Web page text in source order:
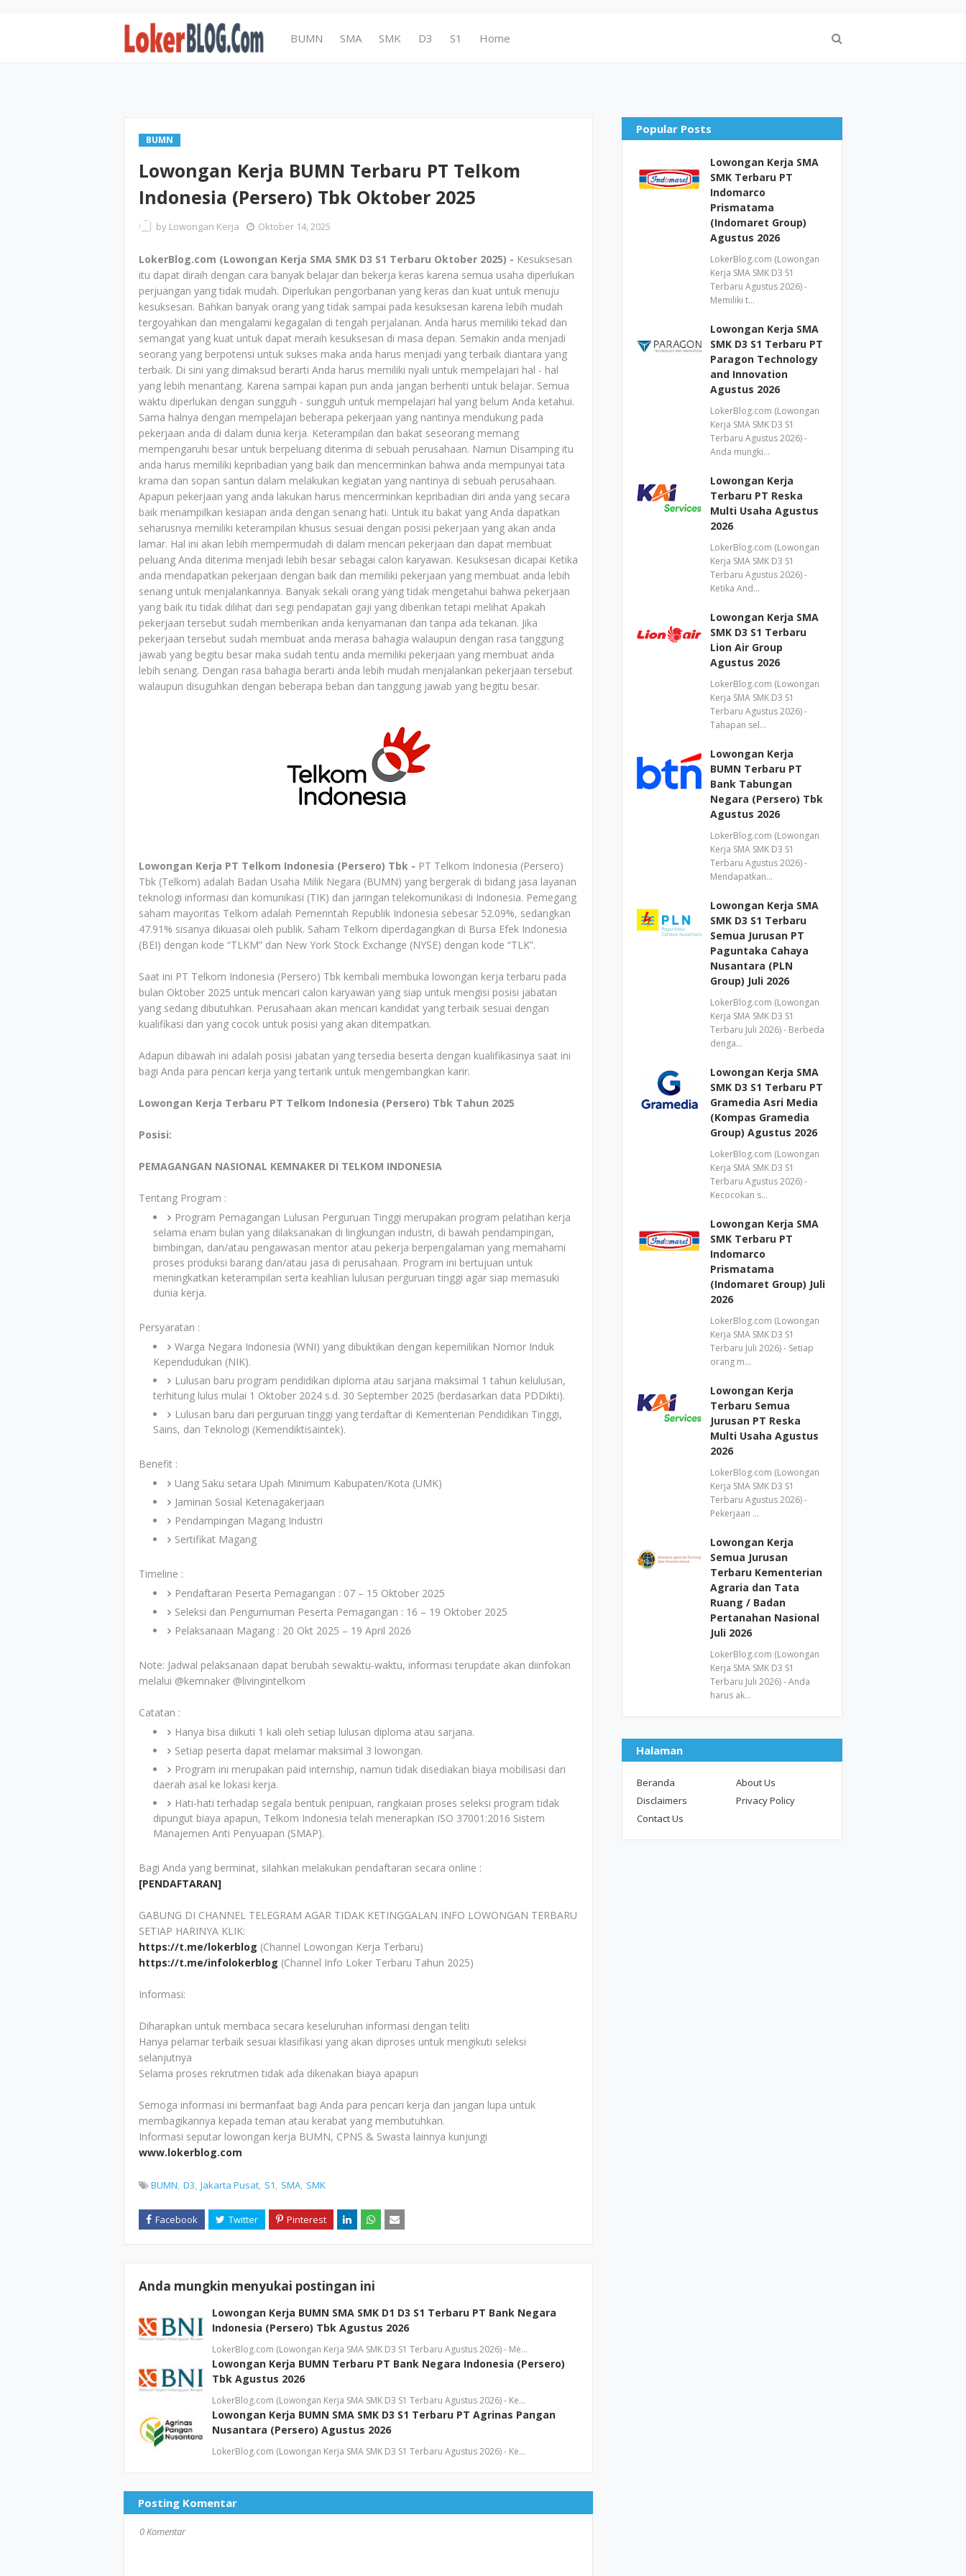
BUMN SMA SMK D3 S1 Home
BUMN
Lowongan Kerja BUMN Terbaru PT Telkom
Indonesia (Persero) Tbk Oktober 2025
by Lowongan Kerja Oktober 14, 2025
LokerBlog.com (Lowongan Kerja SMA SMK D3 S1 Terbaru Oktober 2025) - Kesuksesan
itu dapat diraih dengan cara banyak belajar dan bekerja keras karena semua usaha diperlukan
perjuangan yang tidak mudah. Diperlukan pengorbanan yang keras dan kuat untuk menuju
kesuksesan. Bahkan banyak orang yang tidak sampai pada kesuksesan karena lebih mudah
tergoyahkan dan mengalami kegagalan di tengah perjalanan. Anda harus memiliki tekad dan
semangat yang kuat untuk dapat meraih kesuksesan di masa depan. Semakin anda menjadi
seorang yang berpotensi untuk sukses maka anda harus menjadi yang terbaik diantara yang
terbaik. Di sini yang dimaksud berarti Anda harus memiliki nyali untuk mempelajari hal - hal
yang lebih menantang. Karena sampai kapan pun anda jangan berhenti untuk belajar. Semua
waktu diperlukan dengan sungguh - sungguh untuk mempelajari hal yang belum Anda ketahui.
Sama halnya dengan mempelajari beberapa pekerjaan yang nantinya mendukung pada
pekerjaan anda di dalam dunia kerja. Keterampilan dan bakat seseorang memang
mempengaruhi besar untuk berpeluang diterima di sebuah perusahaan. Namun Disamping itu
anda harus memiliki kepribadian yang baik dan mencerminkan bahwa anda mempunyai tata
krama dan sopan santun dalam melakukan kegiatan yang nantinya di sebuah perusahaan.
Apapun pekerjaan yang anda lakukan harus mencerminkan kepribadian diri anda yang secara
baik menampilkan kesiapan anda dengan senang hati. Untuk itu bakat yang Anda dapatkan
seharusnya memiliki keterampilan khusus sesuai dengan posisi pekerjaan yang akan anda
lamar. Hal ini akan lebih mempermudah di dalam mencari pekerjaan dan dapat membuat
peluang Anda diterima menjadi lebih besar sebagai calon karyawan. Kesuksesan dicapai Ketika
anda mendapatkan pekerjaan dengan baik dan memiliki pekerjaan yang membuat anda lebih
senang untuk menjalankannya. Banyak sekali orang yang tidak mengetahui bahwa pekerjaan
yang baik itu tidak dilihat dari segi pendapatan gaji yang diberikan tetapi melihat Apakah
pekerjaan tersebut sudah memberikan anda kenyamanan dan tanpa ada tekanan. Jika
pekerjaan tersebut sudah membuat anda merasa bahagia walaupun dengan rasa tanggung
jawab yang begitu besar maka sudah tentu anda memiliki pekerjaan yang membuat anda
lebih senang. Dengan rasa bahagia berarti anda lebih mudah menjalankan pekerjaan tersebut
walaupun disuguhkan dengan beberapa beban dan tanggung jawab yang begitu besar.
Lowongan Kerja PT Telkom Indonesia (Persero) Tbk - PT Telkom Indonesia (Persero)
Tbk (Telkom) adalah Badan Usaha Milik Negara (BUMN) yang bergerak di bidang jasa layanan
teknologi informasi dan komunikasi (TIK) dan jaringan telekomunikasi di Indonesia. Pemegang
saham mayoritas Telkom adalah Pemerintah Republik Indonesia sebesar 52.09%, sedangkan
47.91% sisanya dikuasai oleh publik. Saham Telkom diperdagangkan di Bursa Efek Indonesia
(BEI) dengan kode “TLKM” dan New York Stock Exchange (NYSE) dengan kode “TLK”.
Saat ini PT Telkom Indonesia (Persero) Tbk kembali membuka lowongan kerja terbaru pada
bulan Oktober 2025 untuk mencari calon karyawan yang siap untuk mengisi posisi jabatan
yang sedang dibutuhkan. Perusahaan akan mencari kandidat yang terbaik sesuai dengan
kualifikasi dan yang cocok untuk posisi yang akan ditempatkan.
Adapun dibawah ini adalah posisi jabatan yang tersedia beserta dengan kualifikasinya saat ini
bagi Anda para pencari kerja yang tertarik untuk mengembangkan karir.
Lowongan Kerja Terbaru PT Telkom Indonesia (Persero) Tbk Tahun 2025
Posisi:
PEMAGANGAN NASIONAL KEMNAKER DI TELKOM INDONESIA
Tentang Program :
Program Pemagangan Lulusan Perguruan Tinggi merupakan program pelatihan kerja
selama enam bulan yang dilaksanakan di lingkungan industri, di bawah pendampingan,
bimbingan, dan/atau pengawasan mentor atau pekerja berpengalaman yang memahami
proses produksi barang dan/atau jasa di perusahaan. Program ini bertujuan untuk
meningkatkan keterampilan serta keahlian lulusan perguruan tinggi agar siap memasuki
dunia kerja.
Persyaratan :
Warga Negara Indonesia (WNI) yang dibuktikan dengan kepemilikan Nomor Induk
Kependudukan (NIK).
Lulusan baru program pendidikan diploma atau sarjana maksimal 1 tahun kelulusan,
terhitung lulus mulai 1 Oktober 2024 s.d. 30 September 2025 (berdasarkan data PDDikti).
Lulusan baru dari perguruan tinggi yang terdaftar di Kementerian Pendidikan Tinggi,
Sains, dan Teknologi (Kemendiktisaintek).
Benefit :
Uang Saku setara Upah Minimum Kabupaten/Kota (UMK)
Jaminan Sosial Ketenagakerjaan
Pendampingan Magang Industri
Sertifikat Magang
Timeline :
Pendaftaran Peserta Pemagangan : 07 – 15 Oktober 2025
Seleksi dan Pengumuman Peserta Pemagangan : 16 – 19 Oktober 2025
Pelaksanaan Magang : 20 Okt 2025 – 19 April 2026
Note: Jadwal pelaksanaan dapat berubah sewaktu-waktu, informasi terupdate akan diinfokan
melalui @kemnaker @livingintelkom
Catatan :
Hanya bisa diikuti 1 kali oleh setiap lulusan diploma atau sarjana.
Setiap peserta dapat melamar maksimal 3 lowongan.
Program ini merupakan paid internship, namun tidak disediakan biaya mobilisasi dari
daerah asal ke lokasi kerja.
Hati-hati terhadap segala bentuk penipuan, rangkaian proses seleksi program tidak
dipungut biaya apapun, Telkom Indonesia telah menerapkan ISO 37001:2016 Sistem
Manajemen Anti Penyuapan (SMAP).
Bagi Anda yang berminat, silahkan melakukan pendaftaran secara online :
[PENDAFTARAN]
GABUNG DI CHANNEL TELEGRAM AGAR TIDAK KETINGGALAN INFO LOWONGAN TERBARU
SETIAP HARINYA KLIK:
https://t.me/lokerblog (Channel Lowongan Kerja Terbaru)
https://t.me/infolokerblog (Channel Info Loker Terbaru Tahun 2025)
Informasi:
Diharapkan untuk membaca secara keseluruhan informasi dengan teliti
Hanya pelamar terbaik sesuai klasifikasi yang akan diproses untuk mengikuti seleksi
selanjutnya
Selama proses rekrutmen tidak ada dikenakan biaya apapun
Semoga informasi ini bermanfaat bagi Anda para pencari kerja dan jangan lupa untuk
membagikannya kepada teman atau kerabat yang membutuhkan.
Informasi seputar lowongan kerja BUMN, CPNS & Swasta lainnya kunjungi
www.lokerblog.com
BUMN D3 Jakarta Pusat S1 SMA SMK
Anda mungkin menyukai postingan ini
Lowongan Kerja BUMN SMA SMK D1 D3 S1 Terbaru PT Bank Negara
Indonesia (Persero) Tbk Agustus 2026
LokerBlog.com (Lowongan Kerja SMA SMK D3 S1 Terbaru Agustus 2026) - Me…
Lowongan Kerja BUMN Terbaru PT Bank Negara Indonesia (Persero)
Tbk Agustus 2026
LokerBlog.com (Lowongan Kerja SMA SMK D3 S1 Terbaru Agustus 2026) - Ke…
Lowongan Kerja BUMN SMA SMK D3 S1 Terbaru PT Agrinas Pangan
Nusantara (Persero) Agustus 2026
LokerBlog.com (Lowongan Kerja SMA SMK D3 S1 Terbaru Agustus 2026) - Ke…
Posting Komentar
0 Komentar
Popular Posts
Lowongan Kerja SMA
SMK Terbaru PT
Indomarco
Prismatama
(Indomaret Group)
Agustus 2026
LokerBlog.com (Lowongan
Kerja SMA SMK D3 S1
Terbaru Agustus 2026) -
Memiliki t…
Lowongan Kerja SMA
SMK D3 S1 Terbaru PT
Paragon Technology
and Innovation
Agustus 2026
LokerBlog.com (Lowongan
Kerja SMA SMK D3 S1
Terbaru Agustus 2026) -
Anda mungki…
Lowongan Kerja
Terbaru PT Reska
Multi Usaha Agustus
2026
LokerBlog.com (Lowongan
Kerja SMA SMK D3 S1
Terbaru Agustus 2026) -
Ketika And…
Lowongan Kerja SMA
SMK D3 S1 Terbaru
Lion Air Group
Agustus 2026
LokerBlog.com (Lowongan
Kerja SMA SMK D3 S1
Terbaru Agustus 2026) -
Tahapan sel…
Lowongan Kerja
BUMN Terbaru PT
Bank Tabungan
Negara (Persero) Tbk
Agustus 2026
LokerBlog.com (Lowongan
Kerja SMA SMK D3 S1
Terbaru Agustus 2026) -
Mendapatkan…
Lowongan Kerja SMA
SMK D3 S1 Terbaru
Semua Jurusan PT
Paguntaka Cahaya
Nusantara (PLN
Group) Juli 2026
LokerBlog.com (Lowongan
Kerja SMA SMK D3 S1
Terbaru Juli 2026) - Berbeda
denga…
Lowongan Kerja SMA
SMK D3 S1 Terbaru PT
Gramedia Asri Media
(Kompas Gramedia
Group) Agustus 2026
LokerBlog.com (Lowongan
Kerja SMA SMK D3 S1
Terbaru Agustus 2026) -
Kecocokan s…
Lowongan Kerja SMA
SMK Terbaru PT
Indomarco
Prismatama
(Indomaret Group) Juli
2026
LokerBlog.com (Lowongan
Kerja SMA SMK D3 S1
Terbaru Juli 2026) - Setiap
orang m…
Lowongan Kerja
Terbaru Semua
Jurusan PT Reska
Multi Usaha Agustus
2026
LokerBlog.com (Lowongan
Kerja SMA SMK D3 S1
Terbaru Agustus 2026) -
Pekerjaan …
Lowongan Kerja
Semua Jurusan
Terbaru Kementerian
Agraria dan Tata
Ruang / Badan
Pertanahan Nasional
Juli 2026
LokerBlog.com (Lowongan
Kerja SMA SMK D3 S1
Terbaru Juli 2026) - Anda
harus ak…
Halaman
Beranda
About Us
Disclaimers
Privacy Policy
Contact Us